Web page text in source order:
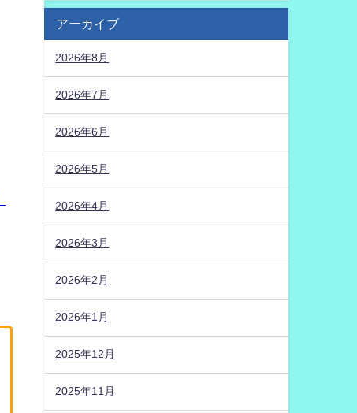
アーカイブ
2026年8月
2026年7月
2026年6月
2026年5月
2026年4月
2026年3月
2026年2月
2026年1月
2025年12月
2025年11月